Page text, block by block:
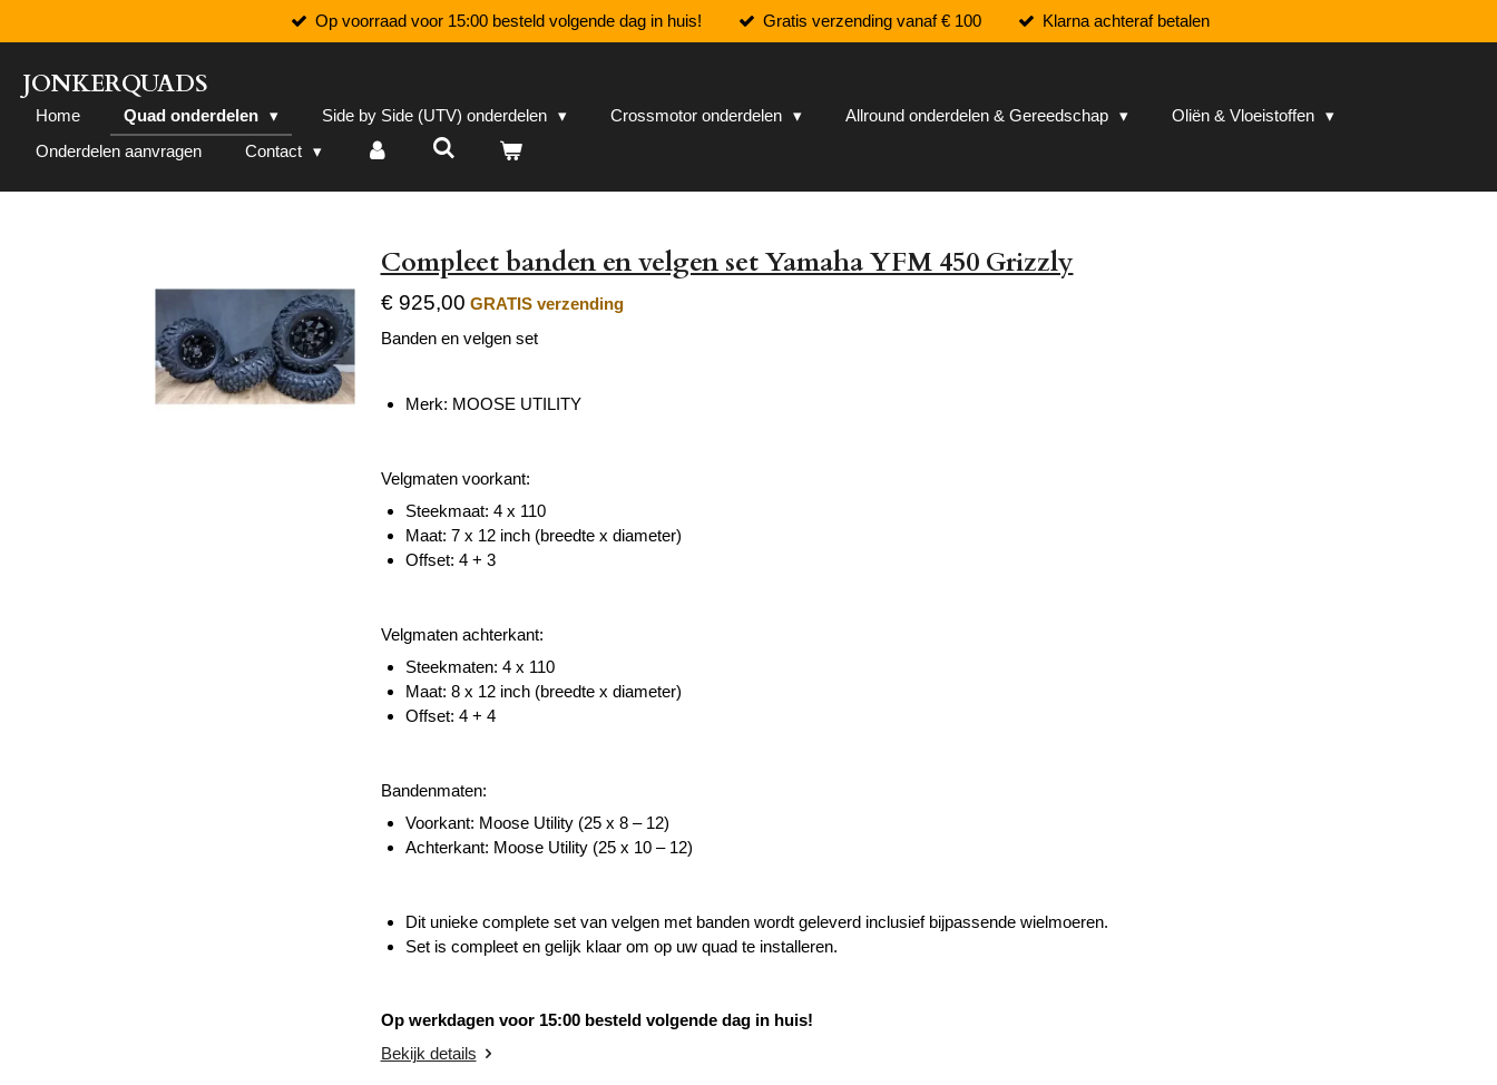
direct
naar
de
hoofdinhoud
Op voorraad voor 15:00 besteld volgende dag in huis! Gratis verzending vanaf € 100 Klarna achteraf betalen
JONKERQUADS
Home Quad onderdelen Side by Side (UTV) onderdelen Crossmotor onderdelen Allround onderdelen & Gereedschap
Oliën & Vloeistoffen
Onderdelen aanvragen
Contact
Compleet banden en velgen set Yamaha YFM 450 Grizzly
€ 925,00 GRATIS verzending
Banden en velgen set
Merk: MOOSE UTILITY
Velgmaten voorkant:
Steekmaat: 4 x 110
Maat: 7 x 12 inch (breedte x diameter)
Offset: 4 + 3
Velgmaten achterkant:
Steekmaten: 4 x 110
Maat: 8 x 12 inch (breedte x diameter)
Offset: 4 + 4
Bandenmaten:
Voorkant: Moose Utility (25 x 8 – 12)
Achterkant: Moose Utility (25 x 10 – 12)
Dit unieke complete set van velgen met banden wordt geleverd inclusief bijpassende wielmoeren.
Set is compleet en gelijk klaar om op uw quad te installeren.
Op werkdagen voor 15:00 besteld volgende dag in huis!
Bekijk details